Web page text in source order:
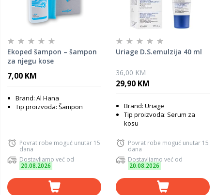
Ekoped šampon – šampon
za njegu kose
7,00 KM
Brand: Al Hana
Tip proizvoda: Šampon
Povrat robe moguć unutar 15
dana
Dostavljamo već od
20.08.2026
Uriage D.S.emulzija 40 ml
36,00 KM
29,90 KM
Brand: Uriage
Tip proizvoda: Serum za
kosu
Povrat robe moguć unutar 15
dana
Dostavljamo već od
20.08.2026